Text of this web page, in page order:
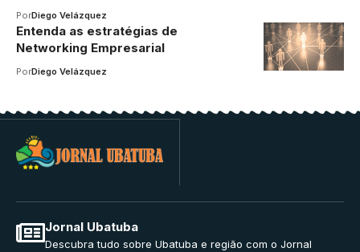
PorDiego Velázquez
Entenda as estratégias de
Networking Empresarial
PorDiego Velázquez
Jornal Ubatuba
Descubra tudo sobre Ubatuba e região com o Jornal